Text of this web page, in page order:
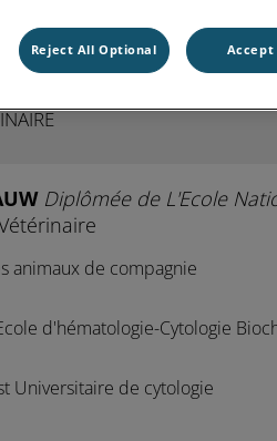
Diplômée de L'Ecole
animaux de compagnie
d'hématologie-Cytologie
Universitaire de cytologie
Reject All Optional Accept